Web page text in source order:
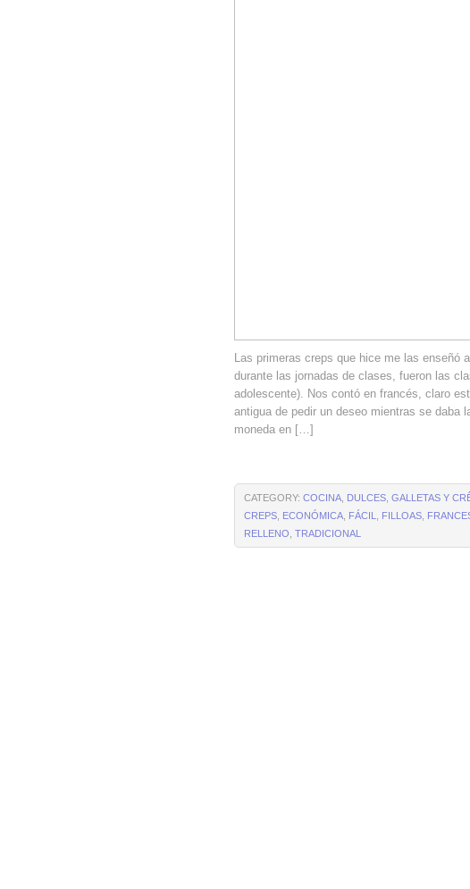
Las primeras creps que hice me las enseñó
durante las jornadas de clases, fueron las
adolescente). Nos contó en francés, claro
antigua de pedir un deseo mientras se daba
moneda en […]
CATEGORY: COCINA DULCES GALLETAS Y
CREPS ECONÓMICA FÁCIL FILLOAS
RELLENO TRADICIONAL